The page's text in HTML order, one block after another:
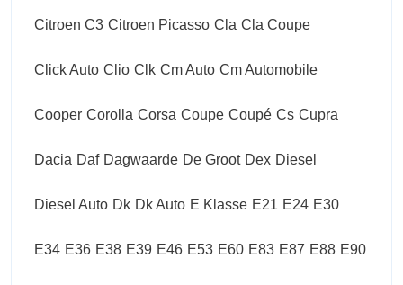
Citroen C3 Citroen Picasso Cla Cla Coupe
Click Auto Clio Clk Cm Auto Cm Automobile
Cooper Corolla Corsa Coupe Coupé Cs Cupra
Dacia Daf Dagwaarde De Groot Dex Diesel
Diesel Auto Dk Dk Auto E Klasse E21 E24 E30
E34 E36 E38 E39 E46 E53 E60 E83 E87 E88 E90